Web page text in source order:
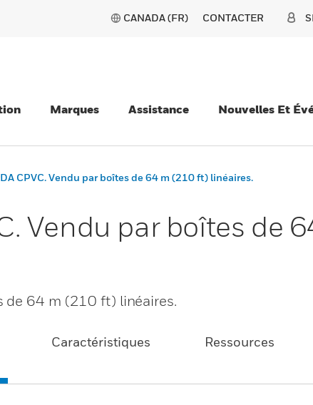
CANADA (FR) CONTACTER
Marques Assistance Nouvelles Et
CPVC. Vendu par boîtes de 64 m (210 ft) linéaires.
Vendu par boîtes de
de 64 m (210 ft) linéaires.
Caractéristiques Ressources